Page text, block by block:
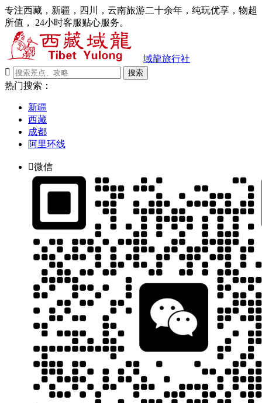
专注西藏，新疆，四川，云南旅游二十余年，纯玩优享，物超
所值， 24小时客服贴心服务。
域龍旅行社

搜索
热门搜索：
新疆
西藏
成都
阿里环线
微信